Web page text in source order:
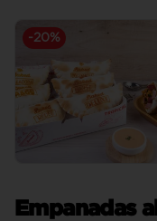
-20%
Empanadas